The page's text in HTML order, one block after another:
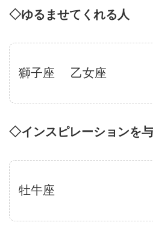
◇ゆるませてくれる人
獅子座 乙女座
◇インスピレーションを
牡牛座